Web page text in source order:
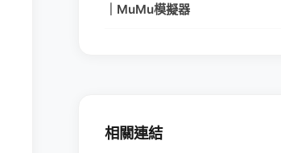
｜MuMu模擬器
相關連結